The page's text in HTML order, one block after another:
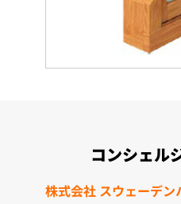
コンシェル
株式会社 スウェーデン